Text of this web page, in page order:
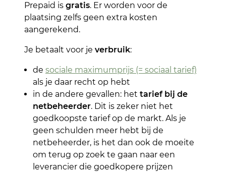
Prepaid is gratis. Er worden voor de
plaatsing zelfs geen extra kosten
aangerekend.
Je betaalt voor je verbruik:
de sociale maximumprijs (= sociaal tarief)
als je daar recht op hebt
in de andere gevallen: het tarief bij de
netbeheerder. Dit is zeker niet het
goedkoopste tarief op de markt. Als je
geen schulden meer hebt bij de
netbeheerder, is het dan ook de moeite
om terug op zoek te gaan naar een
leverancier die goedkopere prijzen